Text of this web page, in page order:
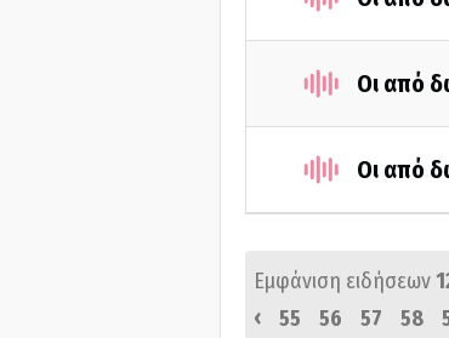
Οι από
Οι από
Εμφάνιση ειδήσεων
‹
55 56 57 58